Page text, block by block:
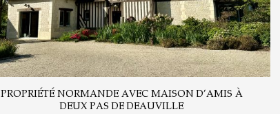
PROPRIÉTÉ NORMANDE AVEC MAISON D’AMIS À
DEUX PAS DE DEAUVILLE